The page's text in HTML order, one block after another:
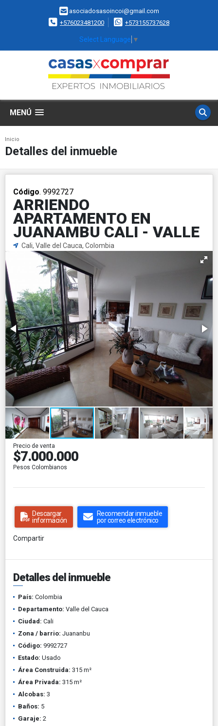
asociadosasoincoi@gmail.com
+576023481200
+573155737628
Select Language ▼
MENÚ
Inicio
Detalles del inmueble
Código. 9992727
ARRIENDO
APARTAMENTO EN
JUANAMBU CALI - VALLE
Cali, Valle del Cauca, Colombia
Precio de venta
$7.000.000
Pesos Colombianos
Descargar
información
Recomendar inmueble
por correo electrónico
Compartir
Detalles del inmueble
País: Colombia
Departamento: Valle del Cauca
Ciudad: Cali
Zona / barrio: Juananbu
Código: 9992727
Estado: Usado
Área Construida: 315 m²
Área Privada: 315 m²
Alcobas: 3
Baños: 5
Garaje: 2